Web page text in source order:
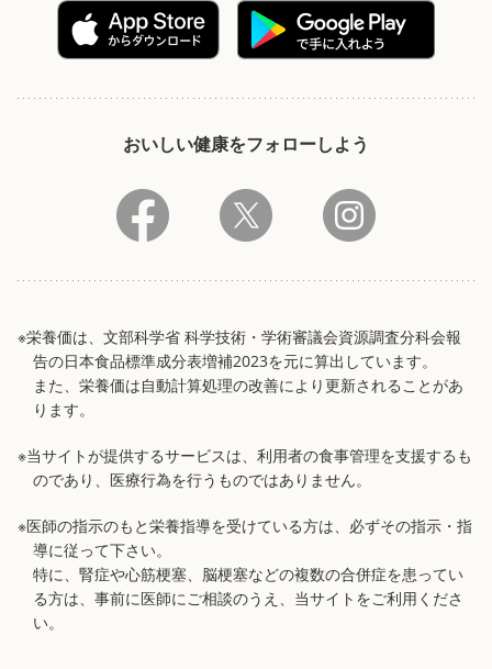
おいしい健康をフォローしよう
※栄養価は、文部科学省 科学技術・学術審議会資源調査分科会報
告の日本食品標準成分表増補2023を元に算出しています。
また、栄養価は自動計算処理の改善により更新されることがあ
ります。
※当サイトが提供するサービスは、利用者の食事管理を支援するも
のであり、医療行為を行うものではありません。
※医師の指示のもと栄養指導を受けている方は、必ずその指示・指
導に従って下さい。
特に、腎症や心筋梗塞、脳梗塞などの複数の合併症を患ってい
る方は、事前に医師にご相談のうえ、当サイトをご利用くださ
い。